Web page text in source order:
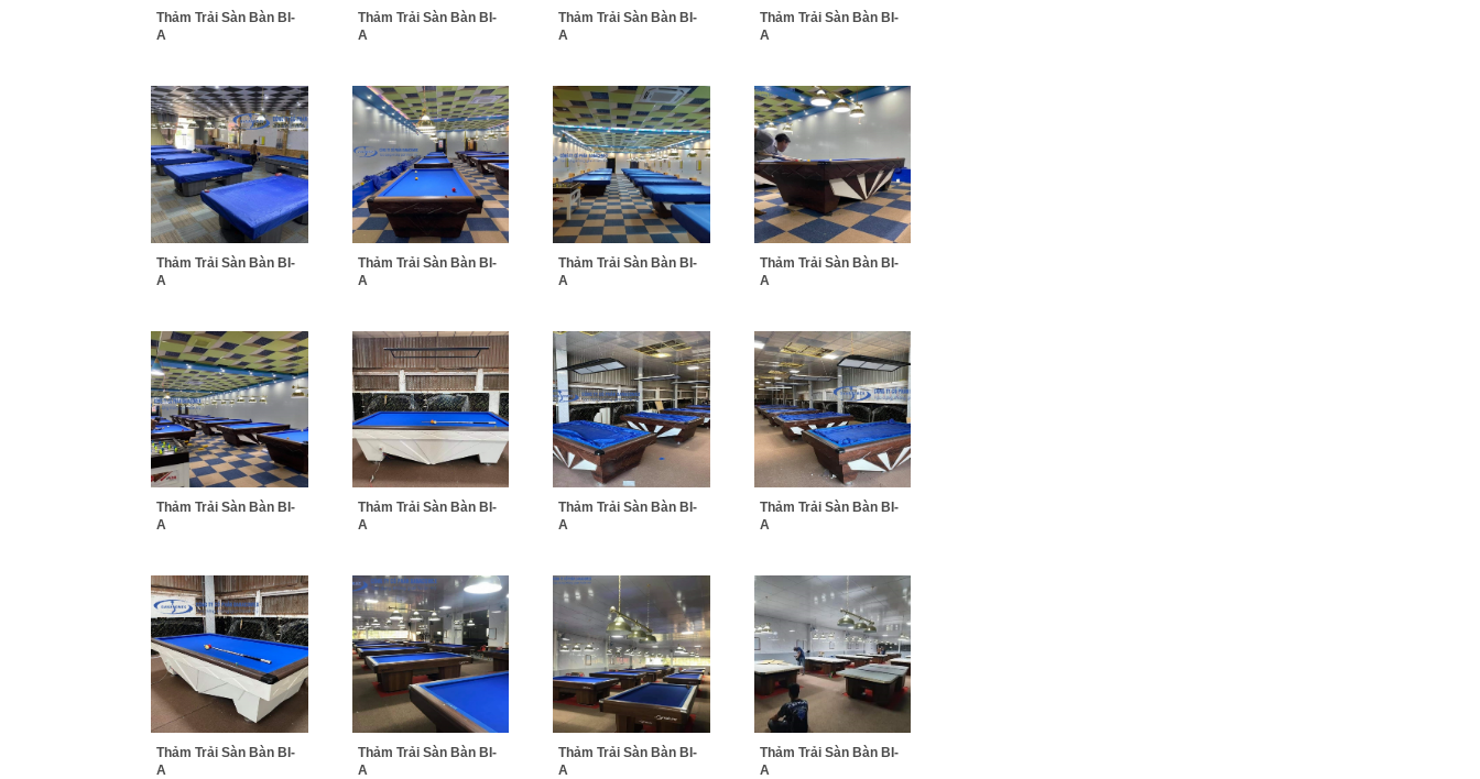
Thảm Trải Sàn Bàn BI-
A
Thảm Trải Sàn Bàn BI-
A
Thảm Trải Sàn Bàn BI-
A
Thảm Trải Sàn Bàn BI-
A
Thảm Trải Sàn Bàn BI-
A
Thảm Trải Sàn Bàn BI-
A
Thảm Trải Sàn Bàn BI-
A
Thảm Trải Sàn Bàn BI-
A
Thảm Trải Sàn Bàn BI-
A
Thảm Trải Sàn Bàn BI-
A
Thảm Trải Sàn Bàn BI-
A
Thảm Trải Sàn Bàn BI-
A
Thảm Trải Sàn Bàn BI-
A
Thảm Trải Sàn Bàn BI-
A
Thảm Trải Sàn Bàn BI-
A
Thảm Trải Sàn Bàn BI-
A